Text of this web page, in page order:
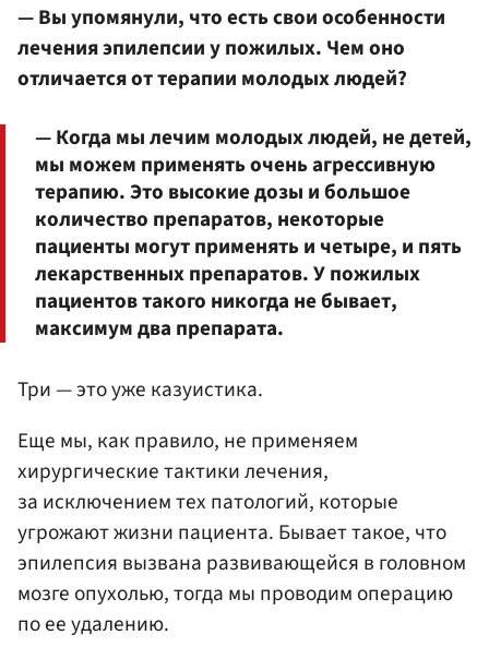
— Вы упомянули, что есть свои особенности
лечения эпилепсии у пожилых. Чем оно
отличается от терапии молодых людей?
— Когда мы лечим молодых людей, не детей,
мы можем применять очень агрессивную
терапию. Это высокие дозы и большое
количество препаратов, некоторые
пациенты могут применять и четыре, и пять
лекарственных препаратов. У пожилых
пациентов такого никогда не бывает,
максимум два препарата.
Три — это уже казуистика.
Еще мы, как правило, не применяем
хирургические тактики лечения,
за исключением тех патологий, которые
угрожают жизни пациента. Бывает такое, что
эпилепсия вызвана развивающейся в головном
мозге опухолью, тогда мы проводим операцию
по ее удалению.